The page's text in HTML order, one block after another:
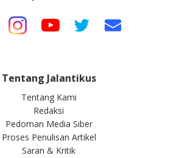
Tentang Jalantikus
Tentang Kami
Redaksi
Pedoman Media Siber
Proses Penulisan Artikel
Saran & Kritik